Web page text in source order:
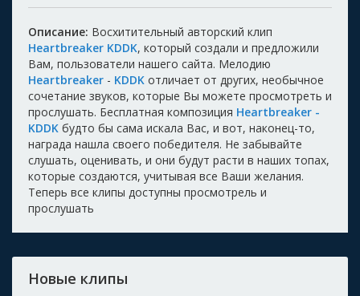
Описание: Восхитительный авторский клип
Heartbreaker KDDK, который создали и предложили
Вам, пользователи нашего сайта. Мелодию
Heartbreaker - KDDK отличает от других, необычное
сочетание звуков, которые Вы можете просмотреть и
прослушать. Бесплатная композиция Heartbreaker -
KDDK будто бы сама искала Вас, и вот, наконец-то,
награда нашла своего победителя. Не забывайте
слушать, оценивать, и они будут расти в наших топах,
которые создаются, учитывая все Ваши желания.
Теперь все клипы доступны просмотрель и
прослушать
Новые клипы